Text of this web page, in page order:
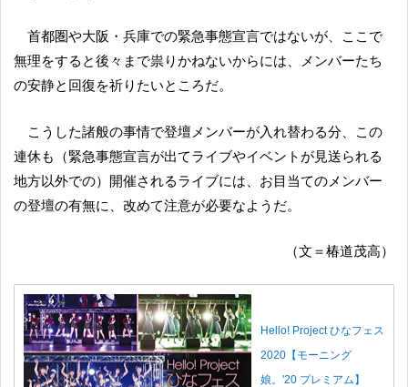
首都圏や大阪・兵庫での緊急事態宣言ではないが、ここで
無理をすると後々まで祟りかねないからには、メンバーたち
の安静と回復を祈りたいところだ。
こうした諸般の事情で登壇メンバーが入れ替わる分、この
連休も（緊急事態宣言が出てライブやイベントが見送られる
地方以外での）開催されるライブには、お目当てのメンバー
の登壇の有無に、改めて注意が必要なようだ。
（文＝椿道茂高）
Hello! Project ひなフェス
2020【モーニング
娘。'20 プレミアム】